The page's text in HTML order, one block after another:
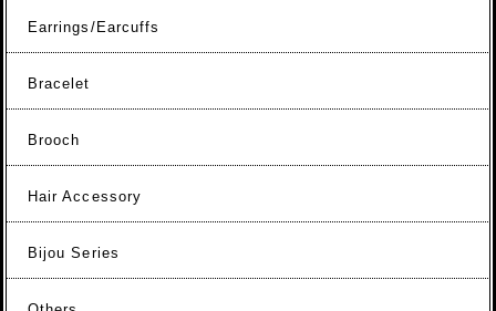
Earrings/Earcuffs
Bracelet
Brooch
Hair Accessory
Bijou Series